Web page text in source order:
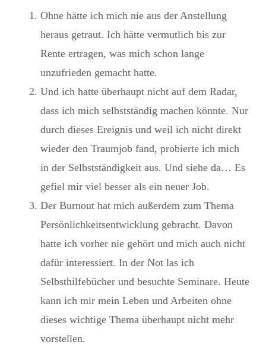
Ohne hätte ich mich nie aus der Anstellung
heraus getraut. Ich hätte vermutlich bis zur
Rente ertragen, was mich schon lange
unzufrieden gemacht hatte.
Und ich hatte überhaupt nicht auf dem Radar,
dass ich mich selbstständig machen könnte. Nur
durch dieses Ereignis und weil ich nicht direkt
wieder den Traumjob fand, probierte ich mich
in der Selbstständigkeit aus. Und siehe da… Es
gefiel mir viel besser als ein neuer Job.
Der Burnout hat mich außerdem zum Thema
Persönlichkeitsentwicklung gebracht. Davon
hatte ich vorher nie gehört und mich auch nicht
dafür interessiert. In der Not las ich
Selbsthilfebücher und besuchte Seminare. Heute
kann ich mir mein Leben und Arbeiten ohne
dieses wichtige Thema überhaupt nicht mehr
vorstellen.